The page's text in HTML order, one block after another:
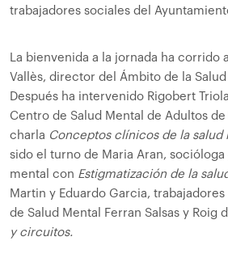
trabajadores sociales del
La bienvenida a la jornada ha corrido
Vallès, director del Ámbito de la Salud
Después ha intervenido Rigobert
Centro de Salud Mental de Adultos de
charla Conceptos clínicos de la salud
sido el turno de Maria Aran, socióloga
mental con Estigmatización de la
Martin y Eduardo Garcia,
de Salud Mental Ferran Salsas y Roig
y circuitos.